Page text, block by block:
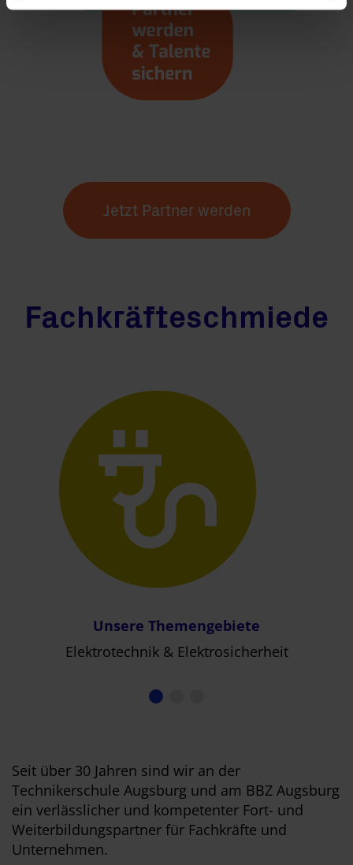
Jetzt Partner werden
Fachkräfteschmiede
Unsere Themengebiete
Elektrotechnik & Elektrosicherheit
Seit über 30 Jahren sind wir an der
Technikerschule Augsburg und am BBZ Augsburg
ein verlässlicher und kompetenter Fort- und
Weiterbildungspartner für Fachkräfte und
Unternehmen.